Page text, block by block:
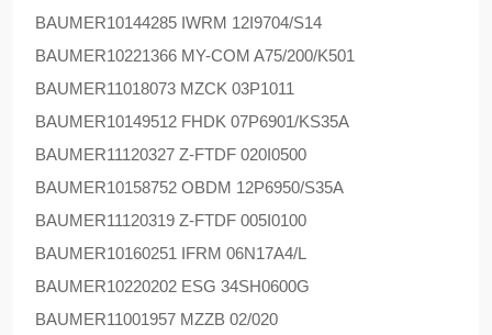
BAUMER10144285 IWRM 12I9704/S14
BAUMER10221366 MY-COM A75/200/K501
BAUMER11018073 MZCK 03P1011
BAUMER10149512 FHDK 07P6901/KS35A
BAUMER11120327 Z-FTDF 020I0500
BAUMER10158752 OBDM 12P6950/S35A
BAUMER11120319 Z-FTDF 005I0100
BAUMER10160251 IFRM 06N17A4/L
BAUMER10220202 ESG 34SH0600G
BAUMER11001957 MZZB 02/020